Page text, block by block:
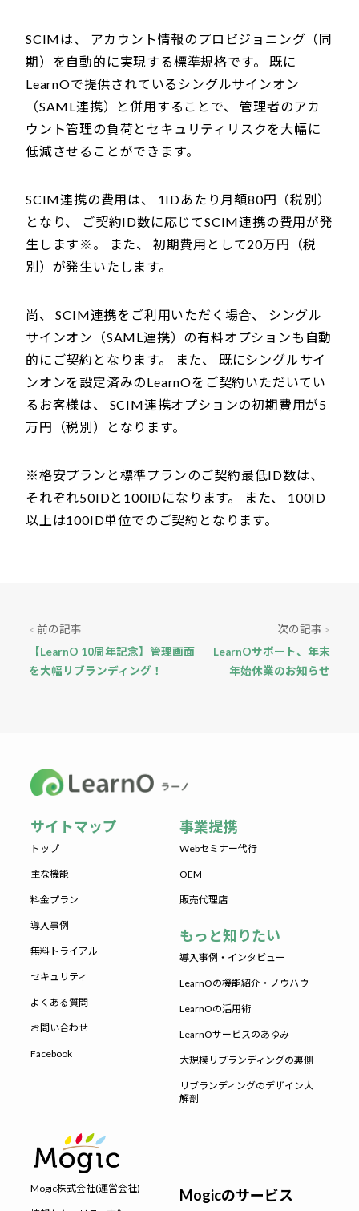
SCIMは、 アカウント情報のプロビジョニング（同
期）を自動的に実現する標準規格です。 既に
LearnOで提供されているシングルサインオン
（SAML連携）と併用することで、 管理者のアカ
ウント管理の負荷とセキュリティリスクを大幅に
低減させることができます。
SCIM連携の費用は、 1IDあたり月額80円（税別）
となり、 ご契約ID数に応じてSCIM連携の費用が発
生します※。 また、 初期費用として20万円（税
別）が発生いたします。
尚、 SCIM連携をご利用いただく場合、 シングル
サインオン（SAML連携）の有料オプションも自動
的にご契約となります。 また、 既にシングルサイ
ンオンを設定済みのLearnOをご契約いただいてい
るお客様は、 SCIM連携オプションの初期費用が5
万円（税別）となります。
※格安プランと標準プランのご契約最低ID数は、
それぞれ50IDと100IDになります。 また、 100ID
以上は100ID単位でのご契約となります。
< 前の記事
【LearnO 10周年記念】管理画面
を大幅リブランディング！
次の記事 >
LearnOサポート、年末
年始休業のお知らせ
サイトマップ
トップ
主な機能
料金プラン
導入事例
無料トライアル
セキュリティ
よくある質問
お問い合わせ
Facebook
事業提携
Webセミナー代行
OEM
販売代理店
もっと知りたい
導入事例・インタビュー
LearnOの機能紹介・ノウハウ
LearnOの活用術
LearnOサービスのあゆみ
大規模リブランディングの裏側
リブランディングのデザイン大
解剖
Mogic株式会社(運営会社) Mogicのサービス